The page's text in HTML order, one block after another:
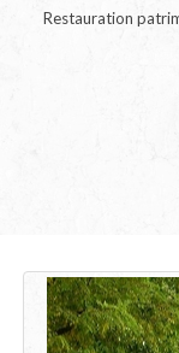
Restauration